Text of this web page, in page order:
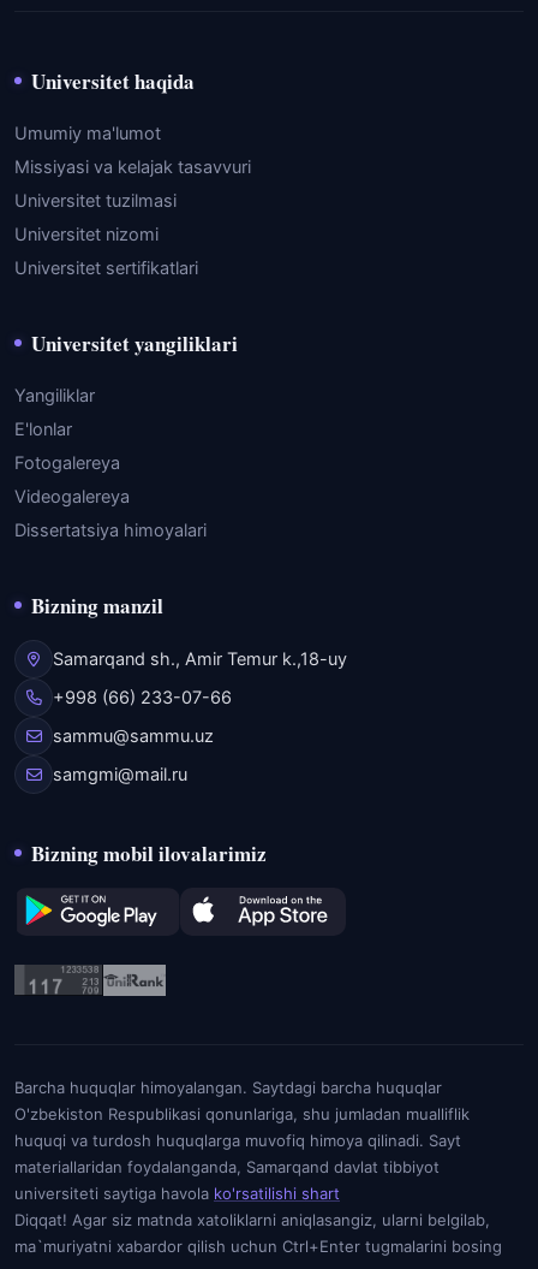
Universitet haqida
Umumiy ma'lumot
Missiyasi va kelajak tasavvuri
Universitet tuzilmasi
Universitet nizomi
Universitet sertifikatlari
Universitet yangiliklari
Yangiliklar
E'lonlar
Fotogalereya
Videogalereya
Dissertatsiya himoyalari
Bizning manzil
Samarqand sh., Amir Temur k.,18-uy
+998 (66) 233-07-66
sammu@sammu.uz
samgmi@mail.ru
Bizning mobil ilovalarimiz
Barcha huquqlar himoyalangan. Saytdagi barcha huquqlar
O'zbekiston Respublikasi qonunlariga, shu jumladan mualliflik
huquqi va turdosh huquqlarga muvofiq himoya qilinadi. Sayt
materiallaridan foydalanganda, Samarqand davlat tibbiyot
universiteti saytiga havola ko'rsatilishi shart
Diqqat! Agar siz matnda xatoliklarni aniqlasangiz, ularni belgilab,
ma`muriyatni xabardor qilish uchun Ctrl+Enter tugmalarini bosing